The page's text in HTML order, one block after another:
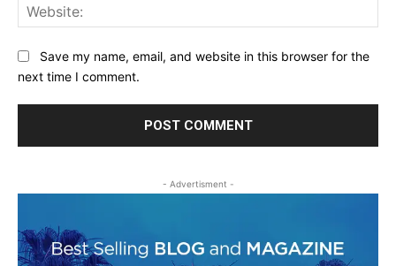
Save my name, email, and website in this browser for the
next time I comment.
- Advertisment -